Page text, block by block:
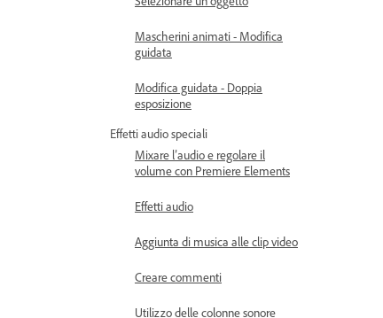
Mascherini animati - Modifica
guidata
Modifica guidata - Doppia
esposizione
Effetti audio speciali
Mixare l’audio e regolare il
volume con Premiere Elements
Effetti audio
Aggiunta di musica alle clip video
Creare commenti
Utilizzo delle colonne sonore